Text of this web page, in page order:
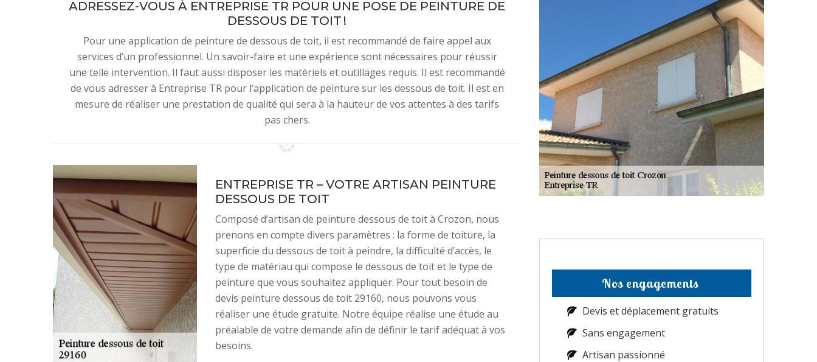
ADRESSEZ-VOUS À ENTREPRISE TR POUR UNE POSE DE PEINTURE DE
DESSOUS DE TOIT !
Pour une application de peinture de dessous de toit, il est recommandé de faire appel aux
services d’un professionnel. Un savoir-faire et une expérience sont nécessaires pour réussir
une telle intervention. Il faut aussi disposer les matériels et outillages requis. Il est recommandé
de vous adresser à Entreprise TR pour l’application de peinture sur les dessous de toit. Il est en
mesure de réaliser une prestation de qualité qui sera à la hauteur de vos attentes à des tarifs
pas chers.
ENTREPRISE TR – VOTRE ARTISAN PEINTURE
DESSOUS DE TOIT
Composé d’artisan de peinture dessous de toit à Crozon, nous
prenons en compte divers paramètres : la forme de toiture, la
superficie du dessous de toit à peindre, la difficulté d’accès, le
type de matériau qui compose le dessous de toit et le type de
peinture que vous souhaitez appliquer. Pour tout besoin de
devis peinture dessous de toit 29160, nous pouvons vous
réaliser une étude gratuite. Notre équipe réalise une étude au
préalable de votre demande afin de définir le tarif adéquat à vos
besoins.
Nos engagements
Devis et déplacement gratuits
Sans engagement
Artisan passionné